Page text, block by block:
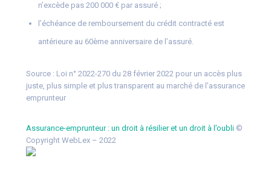
n’excède pas 200 000 € par assuré ;
l’échéance de remboursement du crédit contracté est
antérieure au 60ème anniversaire de l’assuré.
Source : Loi n° 2022-270 du 28 février 2022 pour un accès plus
juste, plus simple et plus transparent au marché de l’assurance
emprunteur
Assurance-emprunteur : un droit à résilier et un droit à l’oubli©
Copyright WebLex – 2022